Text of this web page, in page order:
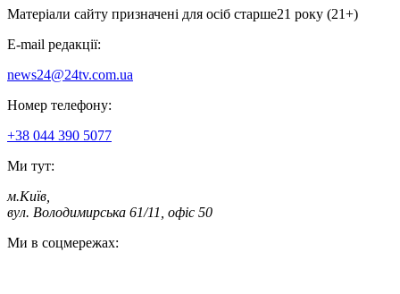
Матеріали сайту призначені для осіб старше21 року (21+)
E-mail редакції:
news24@24tv.com.ua
Номер телефону:
+38 044 390 5077
Ми тут:
м.Київ
вул. Володимирська 61/11, офіс 50
Ми в соцмережах: